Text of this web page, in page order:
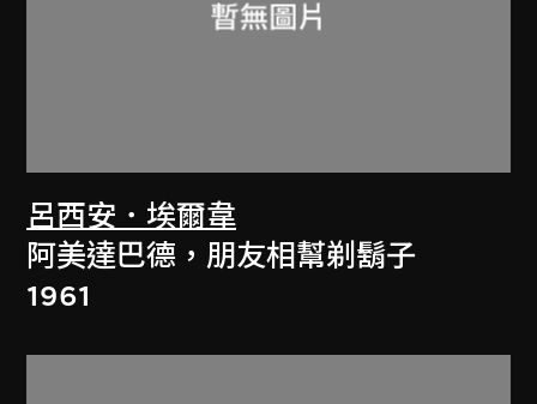
呂西安．埃爾韋
阿美達巴德，朋友相幫剃鬍子
1961